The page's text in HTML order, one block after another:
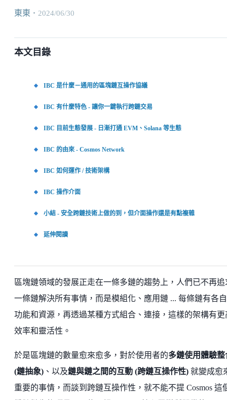
東東 ・ 2024/06/30
本文目錄
IBC 是什麼－通用的區塊鏈互操作協議
IBC 有什麼特色 - 讓你一鍵執行跨鏈交易
IBC 目前生態發展 - 日漸打通 EVM、Solana 等生態
IBC 的由來 - Cosmos Network
IBC 如何運作 / 技術架構
IBC 操作介面
小結 - 安全跨鏈技術上做的到，但介面操作還是有點複雜
延伸閱讀
區塊鏈領域的發展正走在一條多鏈的趨勢上，人們已不再追
一條鏈解決所有事情，而是模組化、應用鏈 ... 每條鏈有各
功能和資源，再透過某種方式組合、連接，這樣的架構有更
效率和靈活性。
於是區塊鏈的數量愈來愈多，對於使用者的多鏈使用體驗整
(鏈抽象) 、以及鏈與鏈之間的互動 (跨鏈互操作性) 就變成愈
重要的事情，而談到跨鏈互操作性，就不能不提 Cosmos 這